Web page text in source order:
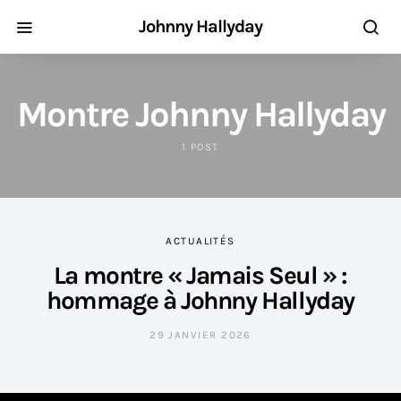
Johnny Hallyday
Montre Johnny Hallyday
1 POST
ACTUALITÉS
La montre « Jamais Seul » :
hommage à Johnny Hallyday
29 JANVIER 2026